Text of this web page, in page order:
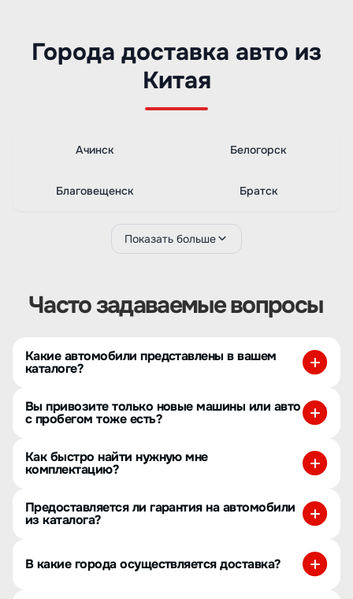
Города доставка авто из
Китая
Ачинск Белогорск
Благовещенск Братск
Показать больше
Часто задаваемые вопросы
Какие автомобили представлены в вашем
каталоге?
Вы привозите только новые машины или авто
с пробегом тоже есть?
Как быстро найти нужную мне
комплектацию?
Предоставляется ли гарантия на автомобили
из каталога?
В какие города осуществляется доставка?